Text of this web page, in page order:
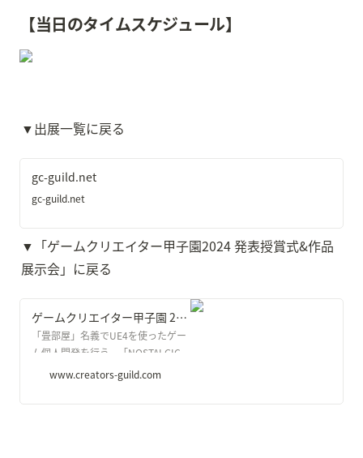
【当日のタイムスケジュール】
▼出展一覧に戻る
gc-guild.net
gc-guild.net
▼「ゲームクリエイター甲子園2024 発表授賞式&作品
展示会」に戻る
ゲームクリエイター甲子園 2024 発表授賞式＆作品展示会
「畳部屋」名義でUE4を使ったゲー
ム個人開発を行う。「NOSTALGIC
TRAIN」は文化庁メディア芸術祭審
いはて）の列車」はBitSummit THE
www.creators-guild.com